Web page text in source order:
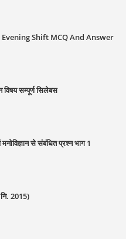
Evening Shift MCQ And Answer
विषय सम्पूर्ण सिलेबस
मनोविज्ञान से संबंधित प्रश्न भाग 1
2015)